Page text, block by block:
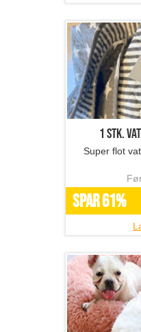
1 stk.
Super flot
SPAR 61%